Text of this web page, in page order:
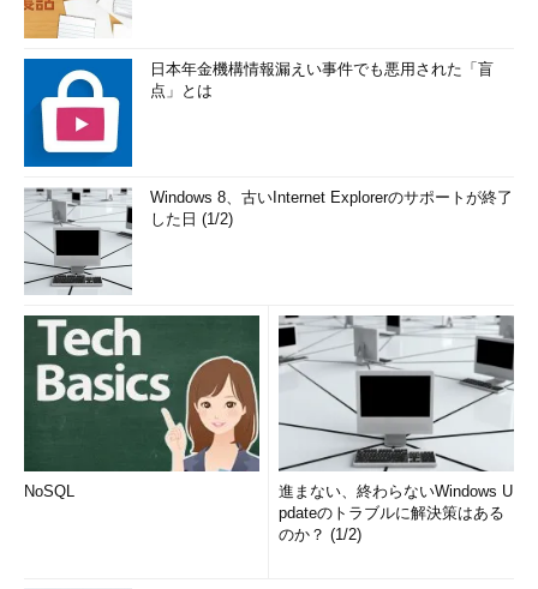
日本年金機構情報漏えい事件でも悪用された「盲
点」とは
Windows 8、古いInternet Explorerのサポートが終了
した日 (1/2)
NoSQL
進まない、終わらないWindows U
pdateのトラブルに解決策はある
のか？ (1/2)